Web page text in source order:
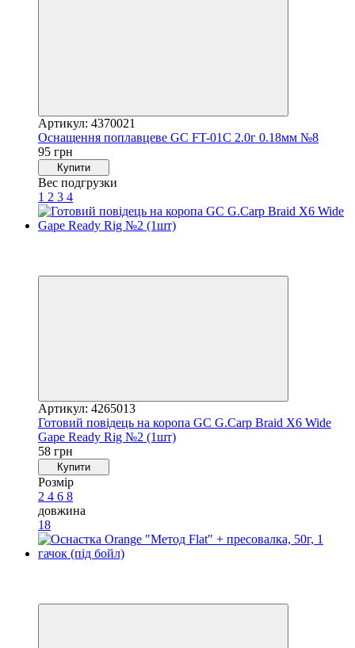
Артикул: 4370021
Оснащення поплавцеве GC FT-01C 2.0г 0.18мм №8
95 грн
Купити
Вес подгрузки
1 2 3 4
Артикул: 4265013
Готовий повідець на коропа GC G.Carp Braid X6 Wide
Gape Ready Rig №2 (1шт)
58 грн
Купити
Розмір
2 4 6 8
довжина
18